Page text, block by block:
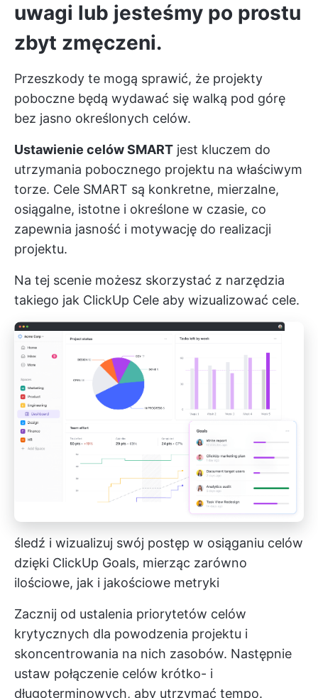
uwagi lub jesteśmy po prostu
zbyt zmęczeni.
Przeszkody te mogą sprawić, że projekty
poboczne będą wydawać się walką pod górę
bez jasno określonych celów.
Ustawienie celów SMART jest kluczem do
utrzymania pobocznego projektu na właściwym
torze. Cele SMART są konkretne, mierzalne,
osiągalne, istotne i określone w czasie, co
zapewnia jasność i motywację do realizacji
projektu.
Na tej scenie możesz skorzystać z narzędzia
takiego jak ClickUp Cele aby wizualizować cele.
śledź i wizualizuj swój postęp w osiąganiu celów
dzięki ClickUp Goals, mierząc zarówno
ilościowe, jak i jakościowe metryki
Zacznij od ustalenia priorytetów celów
krytycznych dla powodzenia projektu i
skoncentrowania na nich zasobów. Następnie
ustaw połączenie celów krótko- i
długoterminowych, aby utrzymać tempo.